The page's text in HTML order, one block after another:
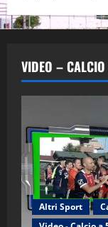
VIDEO –
Altri Sport